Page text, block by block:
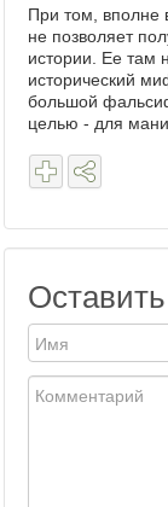
При том, вполне
не позволяет
истории. Ее там
исторический
большой
целью - для